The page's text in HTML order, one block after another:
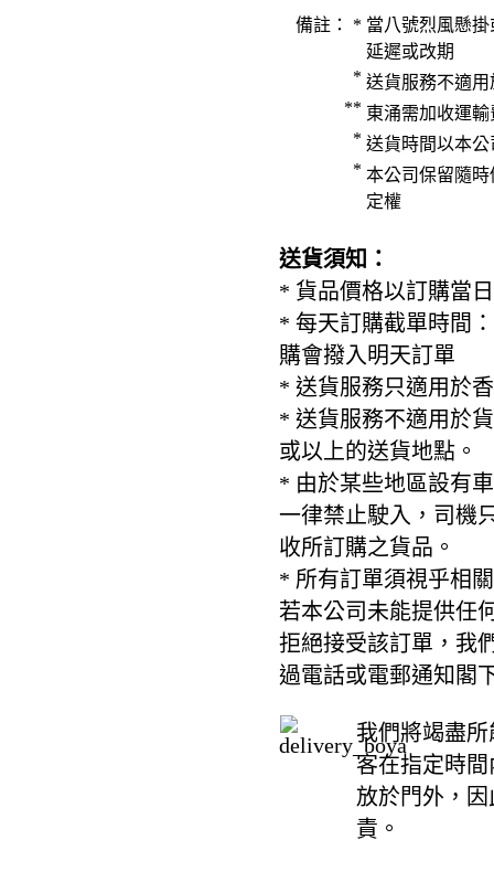
備註： * 當八號烈風懸
延遲或改期
* 送貨服務不適
** 東涌需加收運
* 送貨時間以本
* 本公司保留隨
定權
送貨須知：
* 貨品價格以訂購當
* 每天訂購截單時間
購會撥入明天訂單
* 送貨服務只適用於
* 送貨服務不適用於
或以上的送貨地點。
* 由於某些地區設有
一律禁止駛入，司機
收所訂購之貨品。
* 所有訂單須視乎相
若本公司未能提供任
拒絕接受該訂單，我
過電話或電郵通知閣
我們將竭盡
客在指定時
放於門外，
責。